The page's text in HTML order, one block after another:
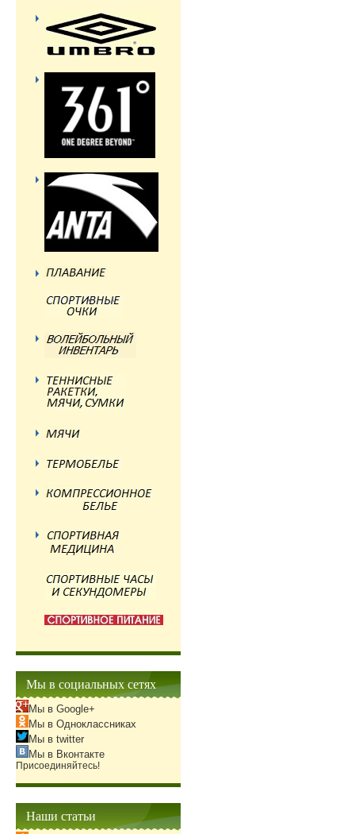
Мы в социальных сетях
Мы в Google+
Мы в Одноклассниках
Мы в twitter
Мы в Вконтакте
Присоединяйтесь!
Наши статьи